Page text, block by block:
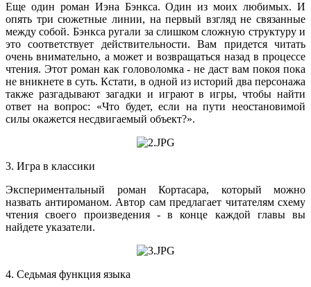
Еще один роман Иэна Бэнкса. Один из моих любимых. И
опять три сюжетные линии, на первый взгляд не связанные
между собой. Бэнкса ругали за слишком сложную структуру и
это соответствует действительности. Вам придется читать
очень внимательно, а может и возвращаться назад в процессе
чтения. Этот роман как головоломка - не даст вам покоя пока
не вникнете в суть. Кстати, в одной из историй два персонажа
также разгадывают загадки и играют в игры, чтобы найти
ответ на вопрос: «Что будет, если на пути неостановимой
силы окажется несдвигаемый объект?».
3. Игра в классики
Экспериментальный роман Кортасара, который можно
назвать антироманом. Автор сам предлагает читателям схему
чтения своего произведения - в конце каждой главы вы
найдете указатели.
4. Седьмая функция языка